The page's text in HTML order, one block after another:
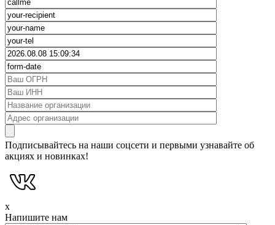
Подписывайтесь на наши соцсети и первыми узнавайте об
акциях и новинках!
x
Напишите нам